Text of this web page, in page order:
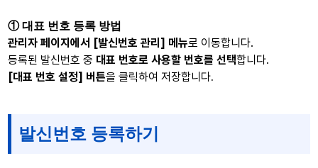
① 대표 번호 등록 방법
관리자 페이지에서 [발신번호 관리] 메뉴로 이동합니다.
등록된 발신번호 중 대표 번호로 사용할 번호를 선택합니다.
[대표 번호 설정] 버튼을 클릭하여 저장합니다.
발신번호 등록하기